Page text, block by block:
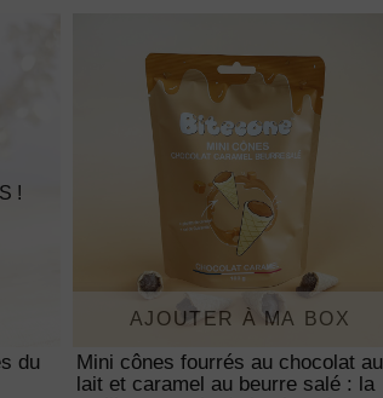
!
du
AJOUTER À MA BOX
Mini cônes fourrés au chocolat au
lait et caramel au beurre salé : la